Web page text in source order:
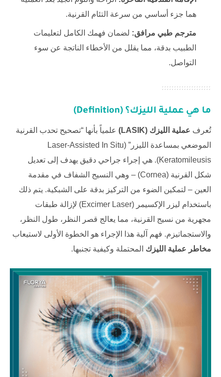
هما جزء أساسي من سرعة التئام القرنية.
مترجم طبي مرافق: لضمان فهمك الكامل لتعليمات
الطبيب بدقة، مما يقلل من الأخطاء الناتجة عن سوء
التواصل.
ما هي عملية الليزك؟ (Definition)
تُعرف عملية الليزك (LASIK)
علمياً بأنها “تصحيح تحدب القرنية
الموضعي بمساعدة الليزر” (Laser-Assisted In Situ
Keratomileusis). هي إجراء جراحي دقيق يهدف إلى تعديل
شكل القرنية (Cornea) – وهي النسيج الشفاف في مقدمة
العين – لتمكين الضوء من التركيز بدقة على الشبكية. يتم ذلك
باستخدام ليزر الإكسيمر (Excimer Laser) لإزالة طبقات
مجهرية من نسيج القرنية، مما يعالج قصر النظر، طول النظر،
والاستجماتيزم. فهم آلية هذا الإجراء هو الخطوة الأولى لاستيعاب
مخاطر عملية الليزك المحتملة وكيفية تجنبها.